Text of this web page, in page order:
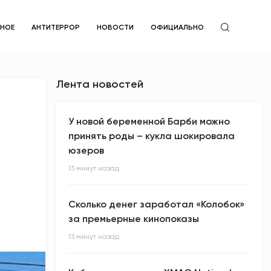
АНТИТЕРРОР НОВОСТИ ОФИЦИАЛЬНО
Лента новостей
У новой беременной Барби можно
принять роды – кукла шокировала
юзеров
13 минут назад
Сколько денег заработал «Колобок»
за премьерные кинопоказы
13 минут назад